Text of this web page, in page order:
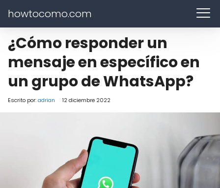
howtocomo.com
¿Cómo responder un
mensaje en específico en
un grupo de WhatsApp?
Escrito por:adrian 12 diciembre 2022